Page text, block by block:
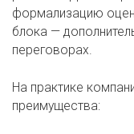
формализацию
блока —
переговорах.
На практике
преимущества: